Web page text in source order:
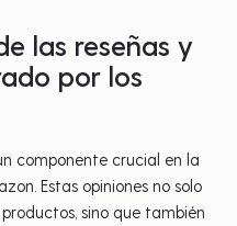
las reseñas y
por los
componente crucial en la
Estas opiniones no solo
sino que también